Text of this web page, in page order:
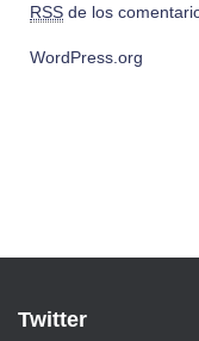
RSS de los
WordPress.org
Twitter